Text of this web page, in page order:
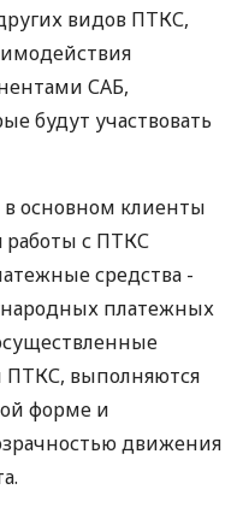
видов ПТКС,
САБ,
будут участвовать
основном клиенты
работы с ПТКС
средства -
платежных
выполняются
форме и
движения